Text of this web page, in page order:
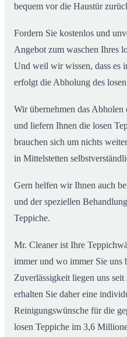
bequem vor die Haustür
Fordern Sie kostenlos und
Angebot zum waschen Ihres
Und weil wir wissen, dass es
erfolgt die Abholung des
Wir übernehmen das Abholen
und liefern Ihnen die losen
brauchen sich um nichts
in Mittelstetten
Gern helfen wir Ihnen auch
und der speziellen
Teppiche.
Mr. Cleaner ist Ihre
immer und wo immer Sie uns
Zuverlässigkeit liegen uns
erhalten Sie daher eine
Reinigungswünsche für die
losen Teppiche im 3,6